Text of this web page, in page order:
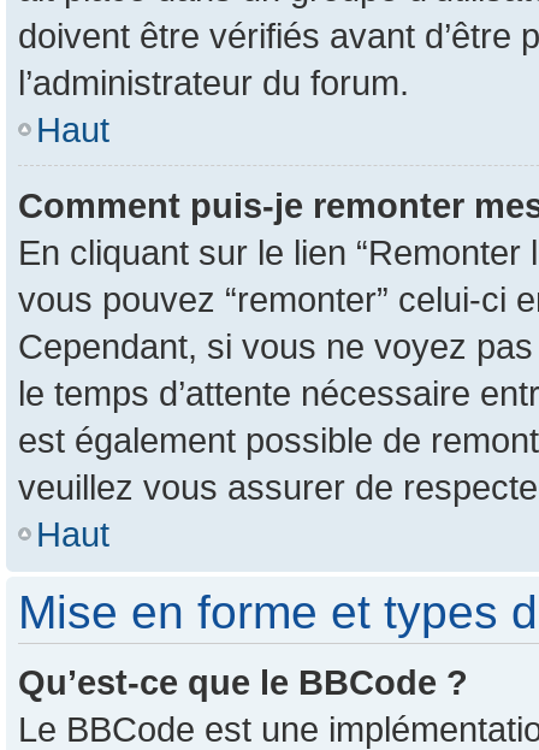
doivent être vérifiés avant d’être
l’administrateur du forum.
Haut
Comment puis-je remonter
En cliquant sur le lien
vous pouvez “remonter” celui-ci
Cependant, si vous ne voyez
le temps d’attente nécessaire
est également possible de
veuillez vous assurer de
Haut
Mise en forme et types
Qu’est-ce que le BBCode ?
Le BBCode est une